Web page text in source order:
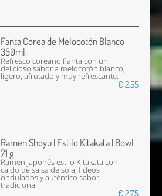
Fanta Corea de Melocotón Blanco
350ml.
Refresco coreano Fanta con un
delicioso sabor a melocotón blanco,
ligero, afrutado y muy refrescante.
€ 2,55
Ramen Shoyu | Estilo Kitakata | Bowl
71 g
Ramen japonés estilo Kitakata con
caldo de salsa de soja, fideos
ondulados y auténtico sabor
tradicional.
€ 2,75